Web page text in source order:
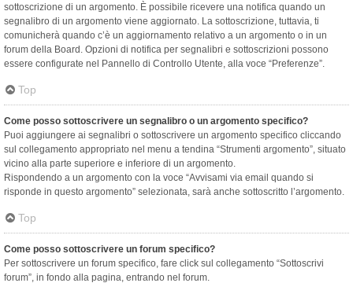
sottoscrizione di un argomento. È possibile ricevere una notifica quando un
segnalibro di un argomento viene aggiornato. La sottoscrizione, tuttavia, ti
comunicherà quando c’è un aggiornamento relativo a un argomento o in un
forum della Board. Opzioni di notifica per segnalibri e sottoscrizioni possono
essere configurate nel Pannello di Controllo Utente, alla voce “Preferenze”.
Top
Come posso sottoscrivere un segnalibro o un argomento specifico?
Puoi aggiungere ai segnalibri o sottoscrivere un argomento specifico cliccando
sul collegamento appropriato nel menu a tendina “Strumenti argomento”, situato
vicino alla parte superiore e inferiore di un argomento.
Rispondendo a un argomento con la voce “Avvisami via email quando si
risponde in questo argomento” selezionata, sarà anche sottoscritto l’argomento.
Top
Come posso sottoscrivere un forum specifico?
Per sottoscrivere un forum specifico, fare click sul collegamento “Sottoscrivi
forum”, in fondo alla pagina, entrando nel forum.